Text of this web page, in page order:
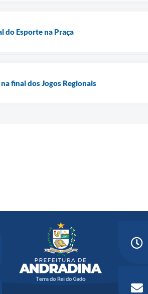
do Esporte na Praça
final dos Jogos Regionais